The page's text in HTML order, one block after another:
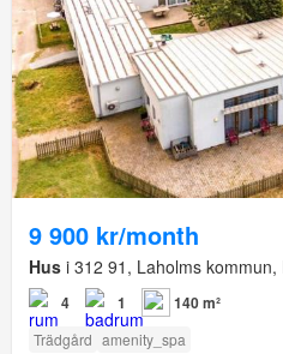
9 900 kr/month
Hus i 312 91, Laholms kommun,
4 1 140 m²
Trädgård amenity_spa